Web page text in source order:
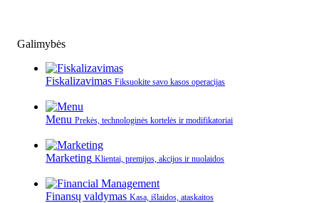
Galimybės
Fiskalizavimas Fiksuokite savo kasos operacijas
Menu Prekės, technologinės kortelės ir modifikatoriai
Marketing Klientai, premijos, akcijos ir nuolaidos
Finansų valdymas Kasa, išlaidos, ataskaitos